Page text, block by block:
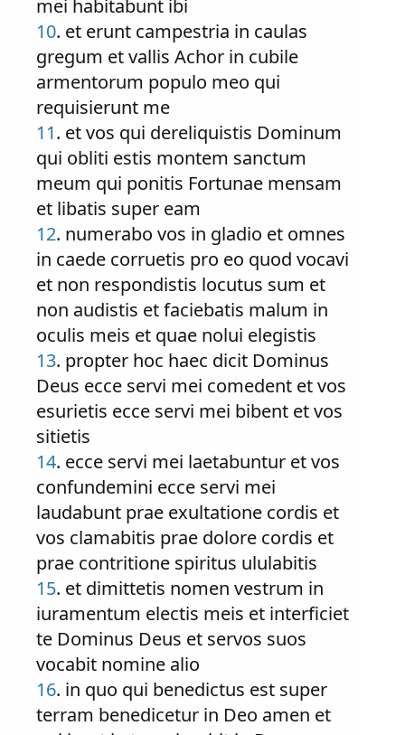
mei habitabunt ibi
10. et erunt campestria in caulas
gregum et vallis Achor in cubile
armentorum populo meo qui
requisierunt me
11. et vos qui dereliquistis Dominum
qui obliti estis montem sanctum
meum qui ponitis Fortunae mensam
et libatis super eam
12. numerabo vos in gladio et omnes
in caede corruetis pro eo quod vocavi
et non respondistis locutus sum et
non audistis et faciebatis malum in
oculis meis et quae nolui elegistis
13. propter hoc haec dicit Dominus
Deus ecce servi mei comedent et vos
esurietis ecce servi mei bibent et vos
sitietis
14. ecce servi mei laetabuntur et vos
confundemini ecce servi mei
laudabunt prae exultatione cordis et
vos clamabitis prae dolore cordis et
prae contritione spiritus ululabitis
15. et dimittetis nomen vestrum in
iuramentum electis meis et interficiet
te Dominus Deus et servos suos
vocabit nomine alio
16. in quo qui benedictus est super
terram benedicetur in Deo amen et